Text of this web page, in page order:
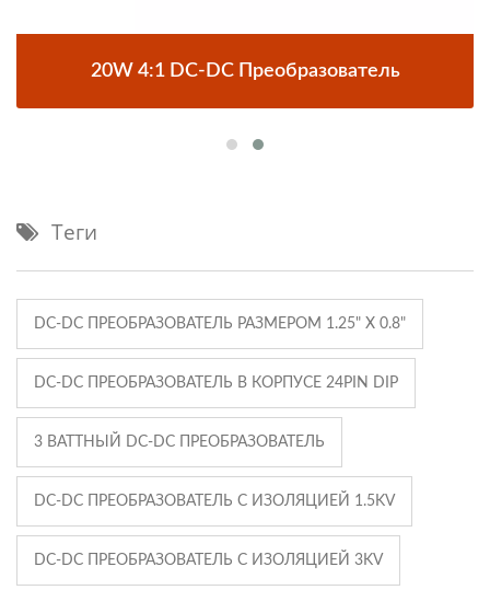
20W 4:1 DC-DC Преобразователь
Теги
DC-DC ПРЕОБРАЗОВАТЕЛЬ РАЗМЕРОМ 1.25" X 0.8"
DC-DC ПРЕОБРАЗОВАТЕЛЬ В КОРПУСЕ 24PIN DIP
3 ВАТТНЫЙ DC-DC ПРЕОБРАЗОВАТЕЛЬ
DC-DC ПРЕОБРАЗОВАТЕЛЬ С ИЗОЛЯЦИЕЙ 1.5KV
DC-DC ПРЕОБРАЗОВАТЕЛЬ С ИЗОЛЯЦИЕЙ 3KV